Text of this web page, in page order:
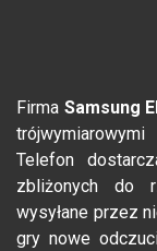
Firma Samsung
Telefon
zbliżonych do
wysyłane przez
gry nowe